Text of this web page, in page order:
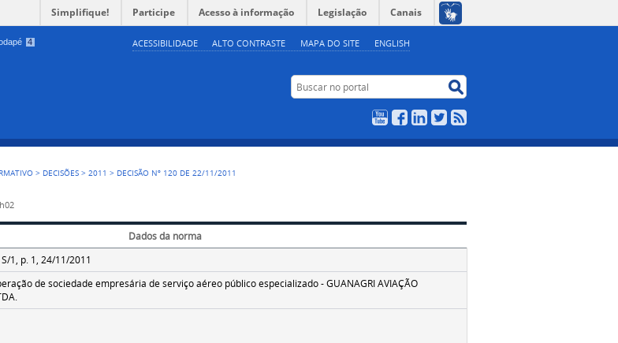
4 ACESSIBILIDADE ALTO CONTRASTE MAPA DO SITE ENGLISH
Simplifique! Participe Acesso à informação Legislação Canais
Buscar no portal
YouTubeFacebookLinkedIn
Twitter
> DECISÕES >2011 > DECISÃO Nº 120 DE 22/11/2011
Dados da norma
1, p. 1, 24/11/2011
de sociedade empresária de serviço aéreo público especializado - GUANAGRI AVIAÇÃO